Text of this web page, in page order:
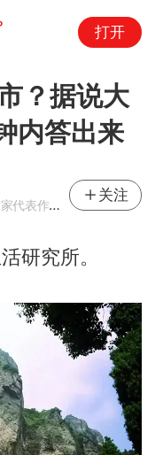
打开
？据说大
内答出来
放下一切去旅行》
关注
研究所。